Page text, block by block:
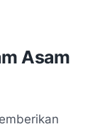
Asam